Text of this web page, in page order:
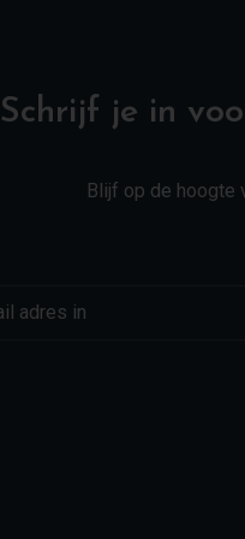
Schrijf je in
Blijf op de hoogte